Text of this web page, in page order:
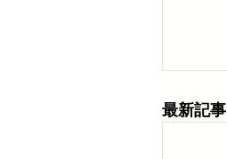
最新記事